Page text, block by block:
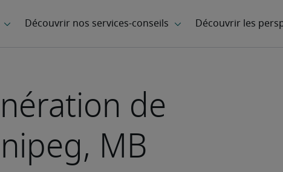
de
MB